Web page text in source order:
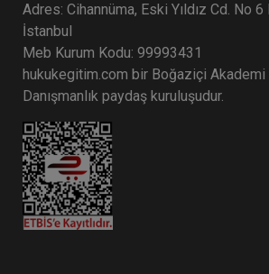
Adres: Cihannüma, Eski Yıldız Cd. No
İstanbul
Meb Kurum Kodu: 99993431
hukukegitim.com bir Boğaziçi Akademi
Danışmanlık paydaş kuruluşudur.